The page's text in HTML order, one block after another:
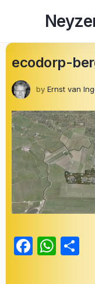
ecodorp-
by Ernst van